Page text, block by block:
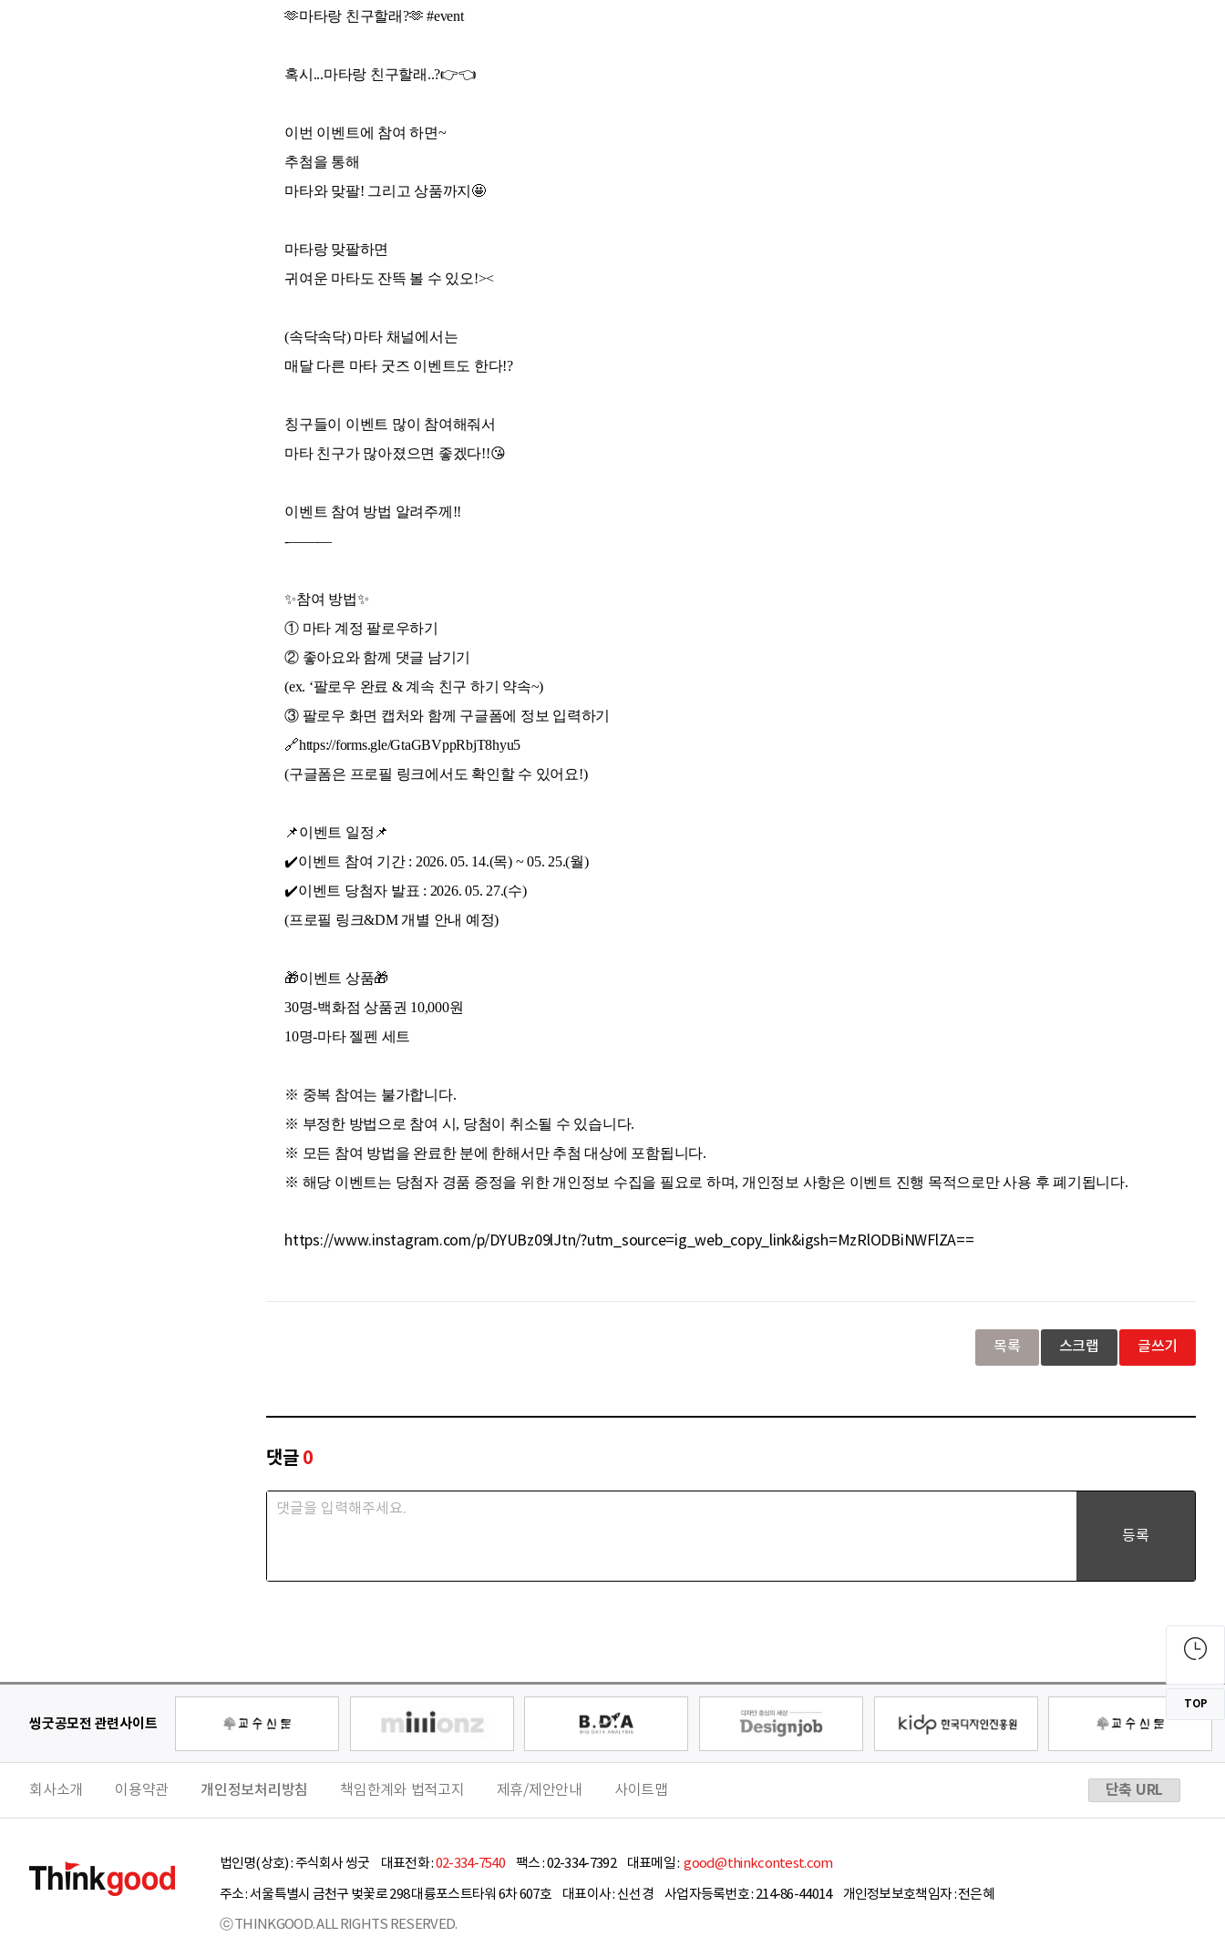
TOP
🫶마타랑 친구할래?🫶 #event
혹시...마타랑 친구할래..?👉👈
이번 이벤트에 참여 하면~
추첨을 통해
마타와 맞팔! 그리고 상품까지🤩
마타랑 맞팔하면
귀여운 마타도 잔뜩 볼 수 있오!><
(속닥속닥) 마타 채널에서는
매달 다른 마타 굿즈 이벤트도 한다!?
칭구들이 이벤트 많이 참여해줘서
마타 친구가 많아졌으면 좋겠다!!😘
이벤트 참여 방법 알려주께!!
-———
✨참여 방법✨
① 마타 계정 팔로우하기
② 좋아요와 함께 댓글 남기기
(ex. ‘팔로우 완료 & 계속 친구 하기 약속~)
③ 팔로우 화면 캡처와 함께 구글폼에 정보 입력하기
🔗https://forms.gle/GtaGBVppRbjT8hyu5
(구글폼은 프로필 링크에서도 확인할 수 있어요!)
📌이벤트 일정📌
✔️이벤트 참여 기간 : 2026. 05. 14.(목) ~ 05. 25.(월)
✔️이벤트 당첨자 발표 : 2026. 05. 27.(수)
(프로필 링크&DM 개별 안내 예정)
🎁이벤트 상품🎁
30명-백화점 상품권 10,000원
10명-마타 젤펜 세트
※ 중복 참여는 불가합니다.
※ 부정한 방법으로 참여 시, 당첨이 취소될 수 있습니다.
※ 모든 참여 방법을 완료한 분에 한해서만 추첨 대상에 포함됩니다.
※ 해당 이벤트는 당첨자 경품 증정을 위한 개인정보 수집을 필요로 하며, 개인정보 사항은 이벤트 진행 목적으로만 사용 후 폐기됩니다.
https://www.instagram.com/p/DYUBz09lJtn/?utm_source=ig_web_copy_link&igsh=MzRlODBiNWFlZA==
목록 스크랩 글쓰기
댓글 0
등록
씽굿공모전 관련사이트
회사소개 이용약관 개인정보처리방침 책임한계와 법적고지 제휴/제안안내 사이트맵 단축 URL
법인명(상호) :주식회사 씽굿 대표전화 :02-334-7540 팩스 :02-334-7392 대표메일 : good@thinkcontest.com
주소 :서울특별시 금천구 벚꽃로 298 대륭포스트타워 6차 607호 대표이사 : 신선경 사업자등록번호 : 214-86-44014
개인정보보호책임자 : 전은혜
ⓒ THINKGOOD. ALL RIGHTS RESERVED.